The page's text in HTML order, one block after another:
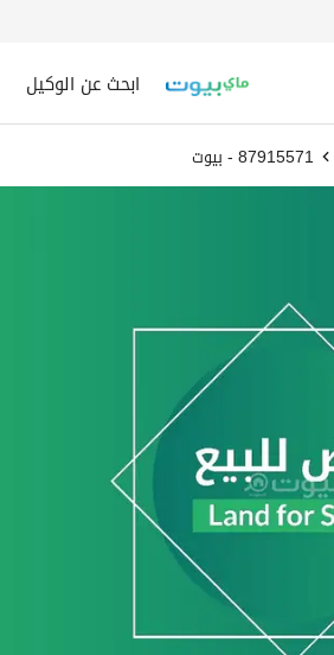
ابحث عن الوكيل
87915571 - بيوت